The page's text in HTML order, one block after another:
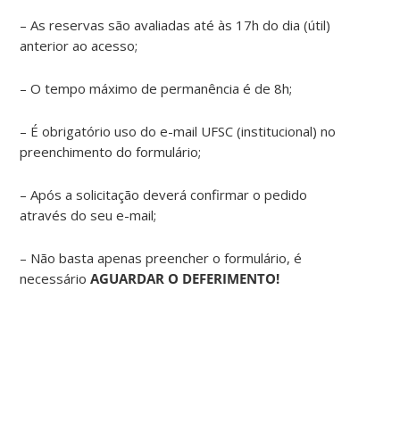
– As reservas são avaliadas até às 17h do dia (útil)
anterior ao acesso;
– O tempo máximo de permanência é de 8h;
– É obrigatório uso do e-mail UFSC (institucional) no
preenchimento do formulário;
– Após a solicitação deverá confirmar o pedido
através do seu e-mail;
– Não basta apenas preencher o formulário, é
necessárioAGUARDAR O DEFERIMENTO!